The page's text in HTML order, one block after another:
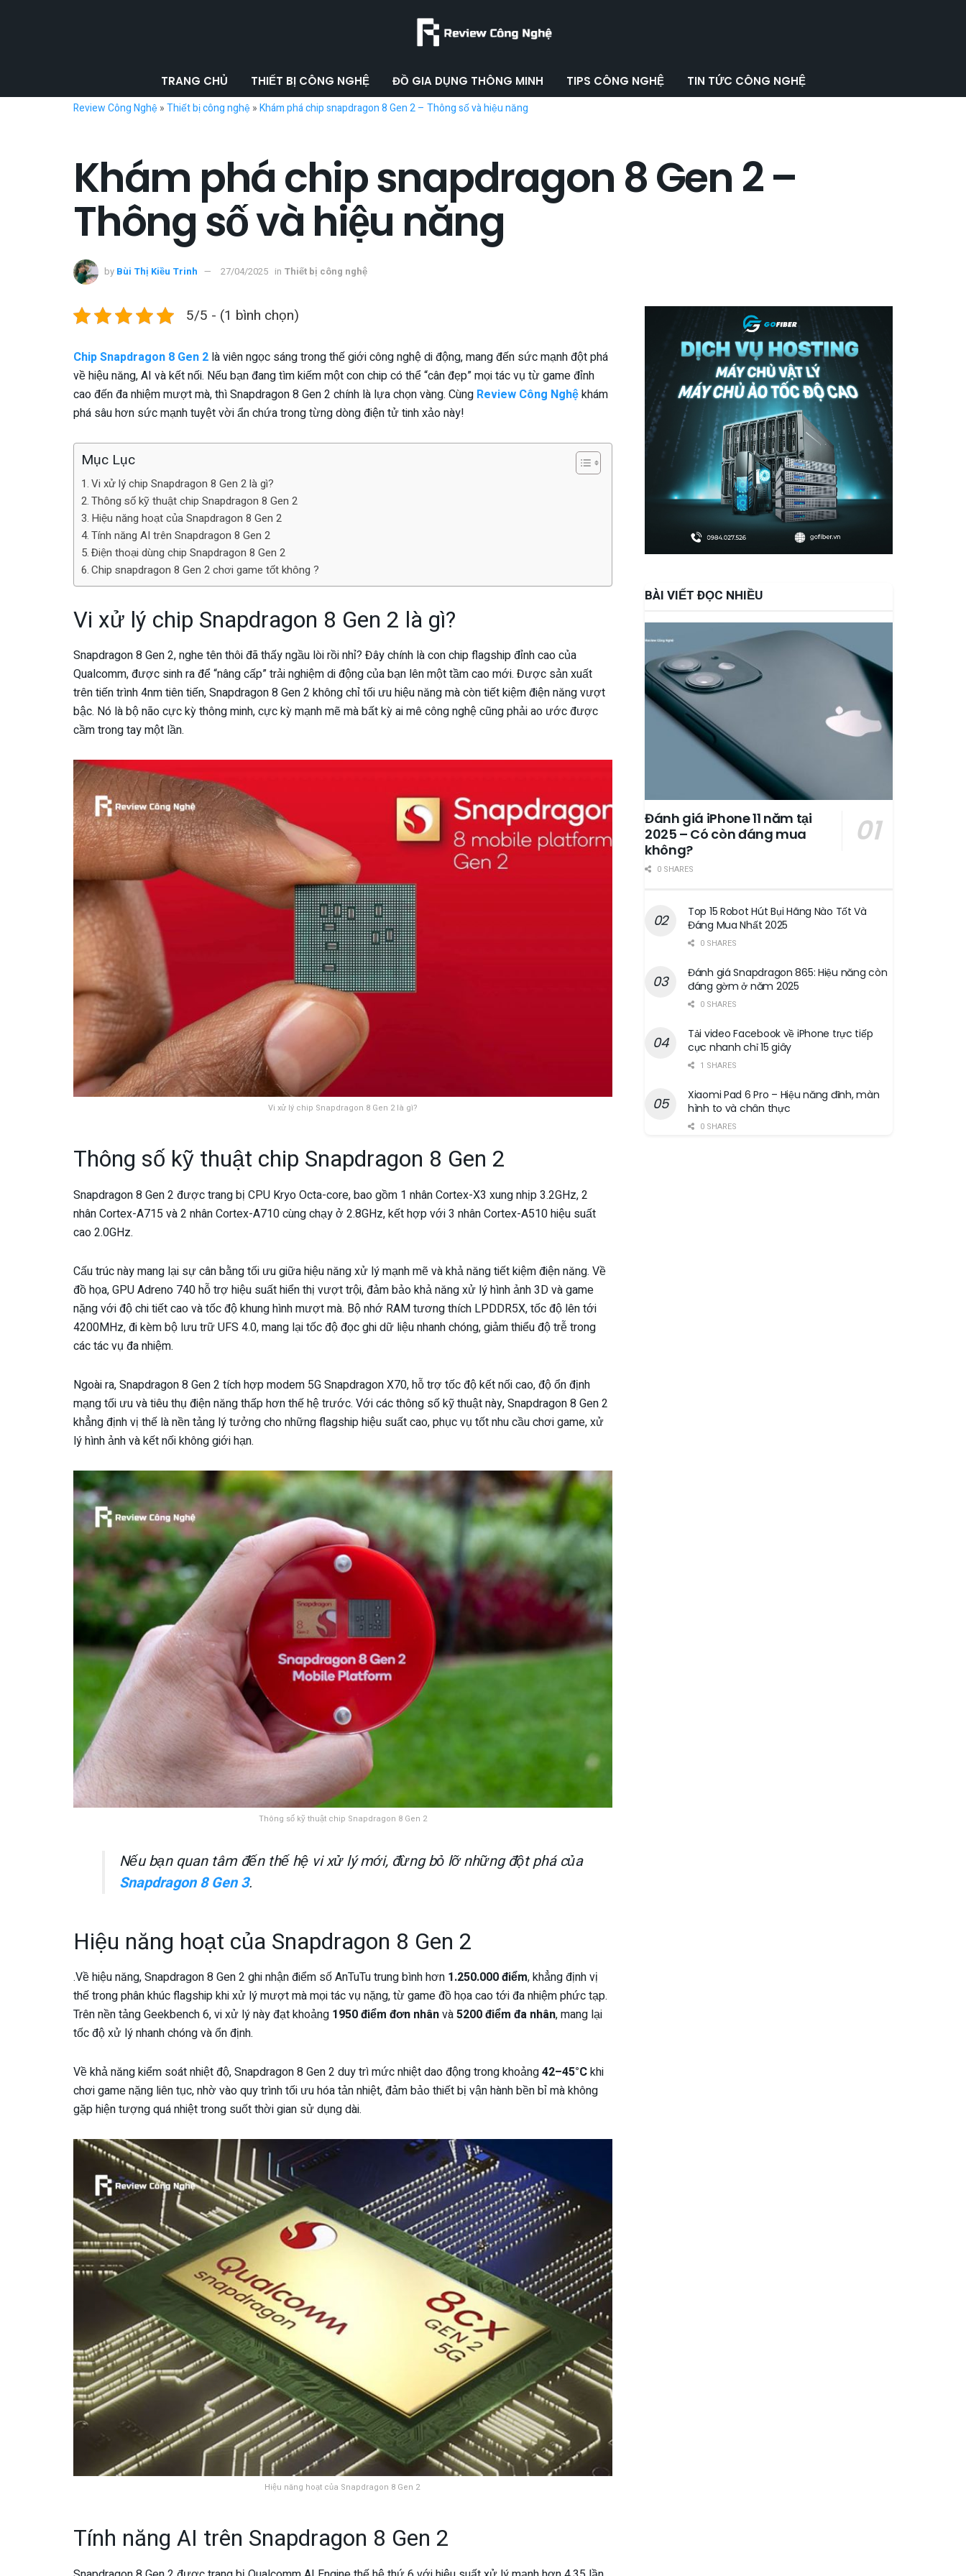
TRANG CHỦ THIẾT BỊ CÔNG NGHỆ ĐỒ GIA DỤNG THÔNG MINH TIPS CÔNG NGHỆ
TIN TỨC CÔNG NGHỆ
Review Công Nghệ»Thiết bị công nghệ»Khám phá chip snapdragon 8 Gen 2 – Thông số và hiệu năng
Khám phá chip snapdragon 8 Gen 2 –
Thông số và hiệu năng
by Bùi Thị Kiều Trinh 27/04/2025 in Thiết bị công nghệ
5/5 - (1 bình chọn)
Chip Snapdragon 8 Gen 2 là viên ngọc sáng trong thế giới công nghệ di động, mang đến sức mạnh đột phá
về hiệu năng, AI và kết nối. Nếu bạn đang tìm kiếm một con chip có thể “cân đẹp” mọi tác vụ từ game đỉnh
cao đến đa nhiệm mượt mà, thì Snapdragon 8 Gen 2 chính là lựa chọn vàng. Cùng Review Công Nghệkhám
phá sâu hơn sức mạnh tuyệt vời ẩn chứa trong từng dòng điện tử tinh xảo này!
Mục Lục
Vi xử lý chip Snapdragon 8 Gen 2 là gì?
Thông số kỹ thuật chip Snapdragon 8 Gen 2
Hiệu năng hoạt của Snapdragon 8 Gen 2
Tính năng AI trên Snapdragon 8 Gen 2
Điện thoại dùng chip Snapdragon 8 Gen 2
Chip snapdragon 8 Gen 2 chơi game tốt không ?
Vi xử lý chip Snapdragon 8 Gen 2 là gì?
Snapdragon 8 Gen 2, nghe tên thôi đã thấy ngầu lòi rồi nhỉ? Đây chính là con chip flagship đỉnh cao của
Qualcomm, được sinh ra để “nâng cấp” trải nghiệm di động của bạn lên một tầm cao mới. Được sản xuất
trên tiến trình 4nm tiên tiến, Snapdragon 8 Gen 2 không chỉ tối ưu hiệu năng mà còn tiết kiệm điện năng vượt
bậc. Nó là bộ não cực kỳ thông minh, cực kỳ mạnh mẽ mà bất kỳ ai mê công nghệ cũng phải ao ước được
cầm trong tay một lần.
Vi xử lý chip Snapdragon 8 Gen 2 là gì?
Thông số kỹ thuật chip Snapdragon 8 Gen 2
Snapdragon 8 Gen 2 được trang bị CPU Kryo Octa-core, bao gồm 1 nhân Cortex-X3 xung nhịp 3.2GHz, 2
nhân Cortex-A715 và 2 nhân Cortex-A710 cùng chạy ở 2.8GHz, kết hợp với 3 nhân Cortex-A510 hiệu suất
cao 2.0GHz.
Cấu trúc này mang lại sự cân bằng tối ưu giữa hiệu năng xử lý mạnh mẽ và khả năng tiết kiệm điện năng. Về
đồ họa, GPU Adreno 740 hỗ trợ hiệu suất hiển thị vượt trội, đảm bảo khả năng xử lý hình ảnh 3D và game
nặng với độ chi tiết cao và tốc độ khung hình mượt mà. Bộ nhớ RAM tương thích LPDDR5X, tốc độ lên tới
4200MHz, đi kèm bộ lưu trữ UFS 4.0, mang lại tốc độ đọc ghi dữ liệu nhanh chóng, giảm thiểu độ trễ trong
các tác vụ đa nhiệm.
Ngoài ra, Snapdragon 8 Gen 2 tích hợp modem 5G Snapdragon X70, hỗ trợ tốc độ kết nối cao, độ ổn định
mạng tối ưu và tiêu thụ điện năng thấp hơn thế hệ trước. Với các thông số kỹ thuật này, Snapdragon 8 Gen 2
khẳng định vị thế là nền tảng lý tưởng cho những flagship hiệu suất cao, phục vụ tốt nhu cầu chơi game, xử
lý hình ảnh và kết nối không giới hạn.
Thông số kỹ thuật chip Snapdragon 8 Gen 2
Nếu bạn quan tâm đến thế hệ vi xử lý mới, đừng bỏ lỡ những đột phá của
Snapdragon 8 Gen 3.
Hiệu năng hoạt của Snapdragon 8 Gen 2
.Về hiệu năng, Snapdragon 8 Gen 2 ghi nhận điểm số AnTuTu trung bình hơn 1.250.000 điểm, khẳng định vị
thế trong phân khúc flagship khi xử lý mượt mà mọi tác vụ nặng, từ game đồ họa cao tới đa nhiệm phức tạp.
Trên nền tảng Geekbench 6, vi xử lý này đạt khoảng 1950 điểm đơn nhânvà5200 điểm đa nhân, mang lại
tốc độ xử lý nhanh chóng và ổn định.
Về khả năng kiểm soát nhiệt độ, Snapdragon 8 Gen 2 duy trì mức nhiệt dao động trong khoảng42–45°Ckhi
chơi game nặng liên tục, nhờ vào quy trình tối ưu hóa tản nhiệt, đảm bảo thiết bị vận hành bền bỉ mà không
gặp hiện tượng quá nhiệt trong suốt thời gian sử dụng dài.
Hiệu năng hoạt của Snapdragon 8 Gen 2
Tính năng AI trên Snapdragon 8 Gen 2
BÀI VIẾT ĐỌC NHIỀU
Đánh giá iPhone 11 năm tại
2025 – Có còn đáng mua
không?
0 SHARES
Top 15 Robot Hút Bụi Hãng Nào Tốt Và
Đáng Mua Nhất 2025
0 SHARES
Đánh giá Snapdragon 865: Hiệu năng còn
đáng gờm ở năm 2025
0 SHARES
Tải video Facebook về iPhone trực tiếp
cực nhanh chỉ 15 giây
1 SHARES
Xiaomi Pad 6 Pro – Hiệu năng đỉnh, màn
hình to và chân thực
0 SHARES